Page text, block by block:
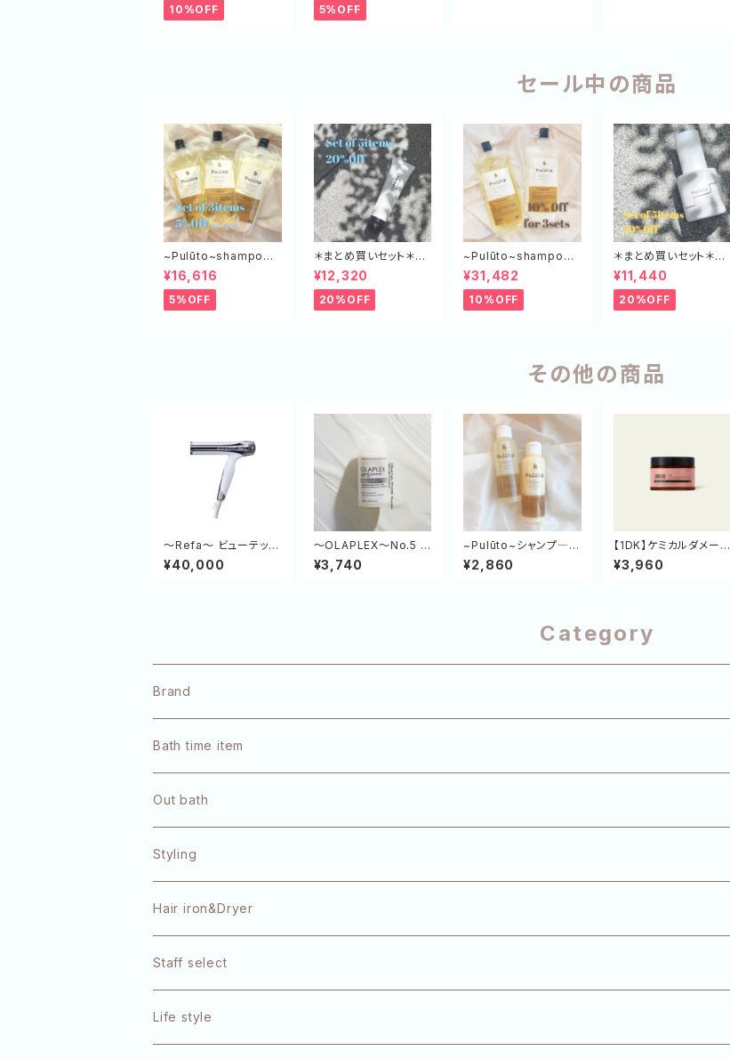
10%OFF 5%OFF
セール中の商品
~Pulūto~shampoo＆
treatment エコボトル
（SP×２,TR×１）
¥16,616
5%OFF
＊まとめ買いセット＊~P
ulūto~ケアミルク+ 5
本セット
¥12,320
20%OFF
~Pulūto~shampoo＆
treatment エコボトル
（SP×3,TR×3）
¥31,482
10%OFF
＊まとめ買いセット＊~P
ulūto~マルチスタイリ
ングオイル 5本セット
¥11,440
20%OFF
その他の商品
～Refa～ ビューテック
ドライヤー W
¥40,000
～OLAPLEX～No.5 リ
ーブインコンディショナ
ー
¥3,740
~Pulūto~シャンプ―＆
トリートメント120㎖/g
（2WEEKトライアルセ
¥2,860
【1DK】ケミカルダメージ
を徹底補修。毛髪強度
を高めてカラーも守る
¥3,960
Category
Brand
pulūto
Refa
OLAPLEX
TOKIO
1DK
エクラリティ
Bath time item
Out bath
Styling
Hair iron&Dryer
Staff select
Life style